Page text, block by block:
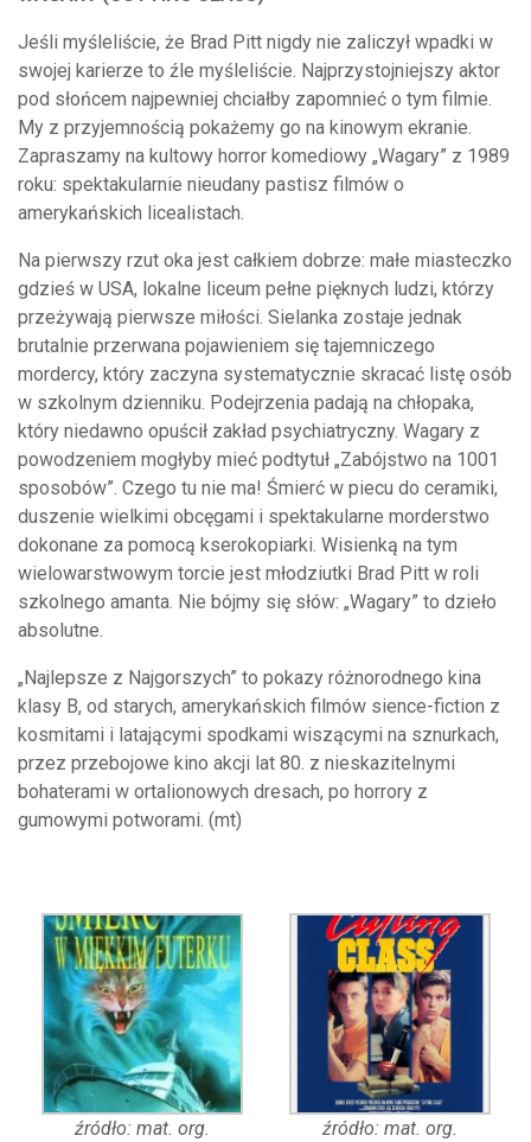
Jeśli myśleliście, że Brad Pitt nigdy nie zaliczył wpadki w
swojej karierze to źle myśleliście. Najprzystojniejszy aktor
pod słońcem najpewniej chciałby zapomnieć o tym filmie.
My z przyjemnością pokażemy go na kinowym ekranie.
Zapraszamy na kultowy horror komediowy „Wagary” z 1989
roku: spektakularnie nieudany pastisz filmów o
amerykańskich licealistach.
Na pierwszy rzut oka jest całkiem dobrze: małe miasteczko
gdzieś w USA, lokalne liceum pełne pięknych ludzi, którzy
przeżywają pierwsze miłości. Sielanka zostaje jednak
brutalnie przerwana pojawieniem się tajemniczego
mordercy, który zaczyna systematycznie skracać listę osób
w szkolnym dzienniku. Podejrzenia padają na chłopaka,
który niedawno opuścił zakład psychiatryczny. Wagary z
powodzeniem mogłyby mieć podtytuł „Zabójstwo na 1001
sposobów”. Czego tu nie ma! Śmierć w piecu do ceramiki,
duszenie wielkimi obcęgami i spektakularne morderstwo
dokonane za pomocą kserokopiarki. Wisienką na tym
wielowarstwowym torcie jest młodziutki Brad Pitt w roli
szkolnego amanta. Nie bójmy się słów: „Wagary” to dzieło
absolutne.
„Najlepsze z Najgorszych” to pokazy różnorodnego kina
klasy B, od starych, amerykańskich filmów sience-fiction z
kosmitami i latającymi spodkami wiszącymi na sznurkach,
przez przebojowe kino akcji lat 80. z nieskazitelnymi
bohaterami w ortalionowych dresach, po horrory z
gumowymi potworami. (mt)
źródło: mat. org. źródło: mat. org.